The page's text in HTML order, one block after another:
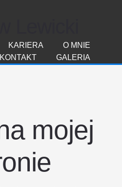
O MNIE
KARIERA
GALERIA
KONTAKT
mojej